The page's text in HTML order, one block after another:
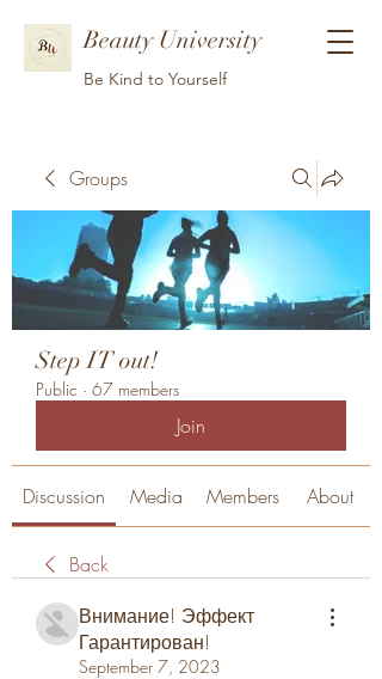
Beauty University
Be Kind to Yourself
Groups
Step IT out!
Public · 67 members
Join
Discussion Media Members About
Back
Внимание! Эффект
Гарантирован!
September 7, 2023